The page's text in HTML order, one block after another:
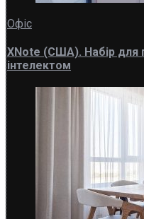
Офіс
XNote (США). Набір для
інтелектом